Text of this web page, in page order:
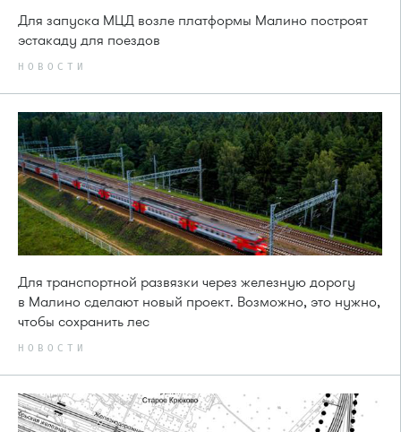
Для запуска МЦД возле платформы Малино построят
эстакаду для поездов
НОВОСТИ
Для транспортной развязки через железную дорогу
в Малино сделают новый проект. Возможно, это нужно,
чтобы сохранить лес
НОВОСТИ